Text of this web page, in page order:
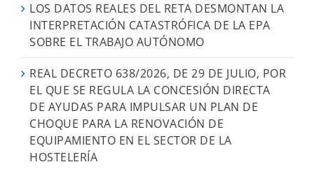
LOS DATOS REALES DEL RETA DESMONTAN LA
INTERPRETACIÓN CATASTRÓFICA DE LA EPA
SOBRE EL TRABAJO AUTÓNOMO
REAL DECRETO 638/2026, DE 29 DE JULIO, POR
EL QUE SE REGULA LA CONCESIÓN DIRECTA
DE AYUDAS PARA IMPULSAR UN PLAN DE
CHOQUE PARA LA RENOVACIÓN DE
EQUIPAMIENTO EN EL SECTOR DE LA
HOSTELERÍA